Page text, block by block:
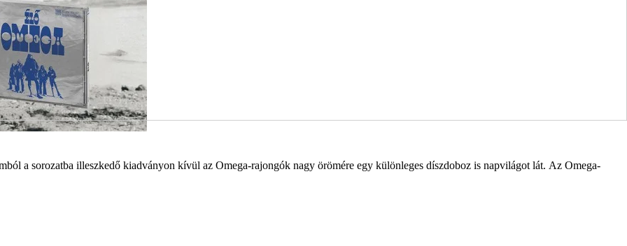
a sorozatba illeszkedő kiadványon kívül az Omega-rajongók nagy örömére egy különleges díszdoboz is napvilágot lát. Az Omega-